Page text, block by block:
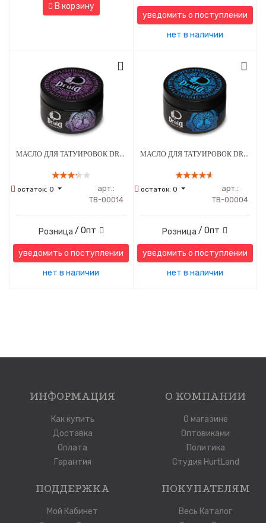
В корзину
уведомить о поступлении
нет в наличии
МАСЛО ДЛЯ ТАТУИРОВОК DRUID - SPRING SERIES МЕНТОЛ 250 МЛ
остаток: 0
арт.:
ТВ-00014
Розница / Опт
уведомить о поступлении
нет в наличии
МАСЛО ДЛЯ ТАТУИРОВОК DRUID - WINTER SERIES КОКА-КОЛА 250 МЛ
остаток:0
арт.:
ТВ-00004
Розница / Опт
уведомить о поступлении
нет в наличии
ИНФОРМАЦИЯ
Как купить
Доставка
Оплата
Гарантия
О КОМПАНИИ
О магазине
Оптовиками
Политика
Студия HurtLand
ПОДДЕРЖКА
Мой Кабинет
ПОКУПАТЕЛЯМ
Весь Каталог